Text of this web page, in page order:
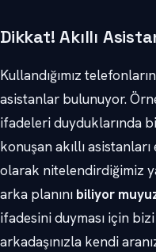
Dikkat! Akıllı
Kullandığımız
asistanlar bulunuyor.
ifadeleri duyduklarında
konuşan akıllı asistanları
olarak nitelendirdiğimiz
arka planını biliyor
ifadesini duyması için
arkadaşınızla kendi